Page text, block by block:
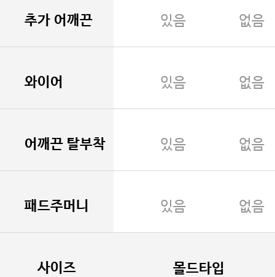
추가 어깨끈 있음 없음
와이어 있음 없음
어깨끈 탈부착 있음 없음
패드주머니 있음 없음
사이즈 몰드타입